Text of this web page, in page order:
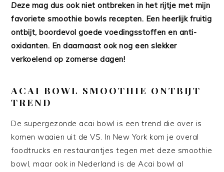
Deze mag dus ook niet ontbreken in het rijtje met mijn
favoriete smoothie bowls recepten. Een heerlijk fruitig
ontbijt, boordevol goede voedingsstoffen en anti-
oxidanten. En daarnaast ook nog een slekker
verkoelend op zomerse dagen!
ACAI BOWL SMOOTHIE ONTBIJT
TREND
De supergezonde acai bowl is een trend die over is
komen waaien uit de VS. In New York kom je overal
foodtrucks en restaurantjes tegen met deze smoothie
bowl, maar ook in Nederland is de Acai bowl al